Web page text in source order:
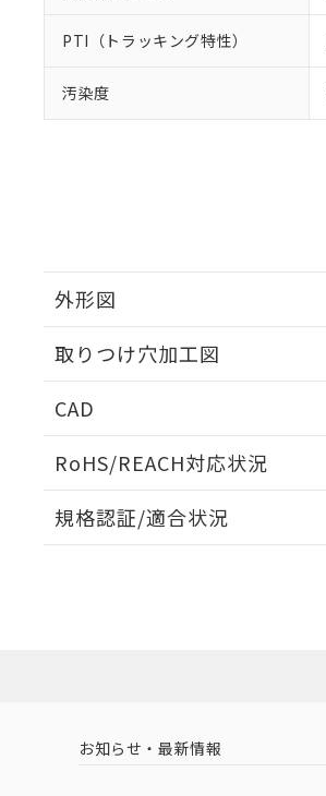
PTI（トラッキング特性）
汚染度
外形図
取りつけ穴加工図
CAD
RoHS/REACH対応状況
EU RoHS 注意事項・凡例
中国 RoHS 注意事項・凡例
規格認証/適合状況
お知らせ・最新情報